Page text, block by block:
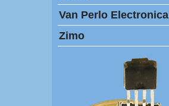
Van Perlo Electronica
Zimo